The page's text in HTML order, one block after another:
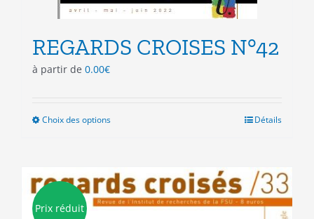
REGARDS CROISES N°42
à partir de 0.00€
Choix des optionsCe
variations.
Les
Détails
Prix réduit